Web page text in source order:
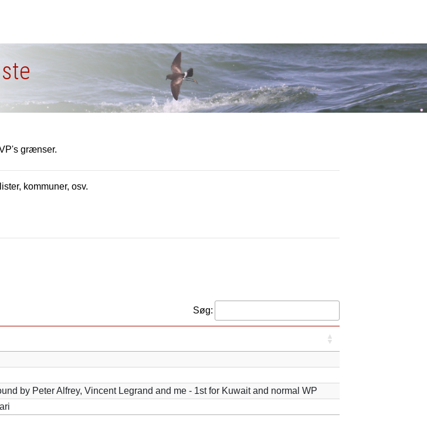
grænser.
kommuner, osv.
Søg:
by Peter Alfrey, Vincent Legrand and me - 1st for Kuwait and normal WP